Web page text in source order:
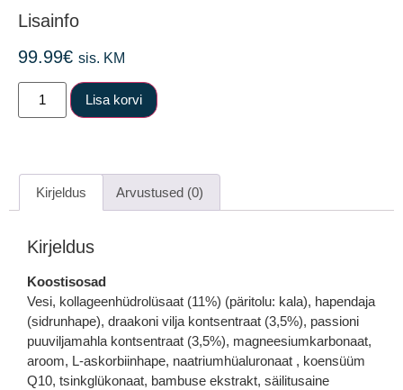
Lisainfo
99.99€ sis. KM
Lisa korvi
Kirjeldus Arvustused (0)
Kirjeldus
Koostisosad
Vesi, kollageenhüdrolüsaat (11%) (päritolu: kala), hapendaja
(sidrunhape), draakoni vilja kontsentraat (3,5%), passioni
puuviljamahla kontsentraat (3,5%), magneesiumkarbonaat,
aroom, L-askorbiinhape, naatriumhüaluronaat , koensüüm
Q10, tsinkglükonaat, bambuse ekstrakt, säilitusaine